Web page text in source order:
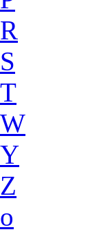
R
S
T
W
Y
Z
o